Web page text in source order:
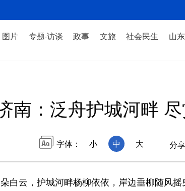
图片 专题·访谈 政事 文旅 社会民生 山
南：泛舟护城河畔
字体： 小 中 大 分
云，护城河畔杨柳依依，岸边垂柳随风摇